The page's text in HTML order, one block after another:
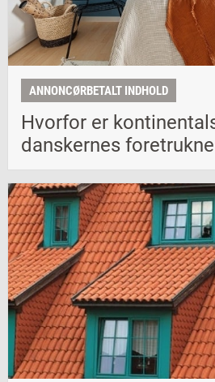
ANNONCØRBETALT INDHOLD
Hvorfor er
danskernes